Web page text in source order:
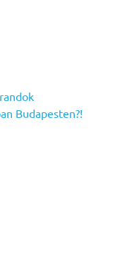
Budapesten?!